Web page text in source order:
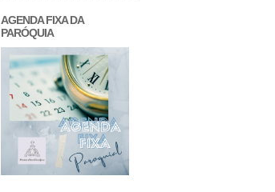
AGENDA FIXA DA
PARÓQUIA